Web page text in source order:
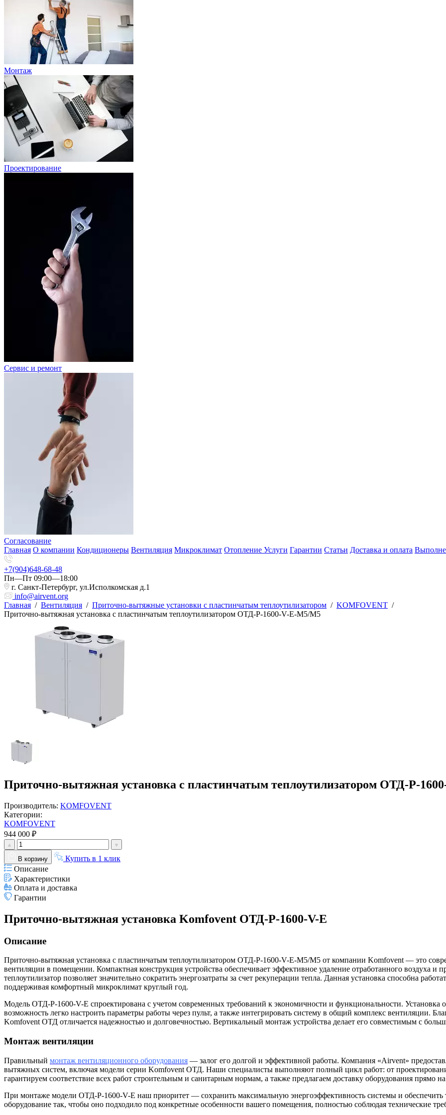
Монтаж
Проектирование
Сервис и ремонт
Согласование
Главная О компании Кондиционеры Вентиляция Микроклимат Отопление Услуги Гарантии Статьи Доставка и оплата
+7(904)648-68-48
Пн—Пт 09:00—18:00
г. Санкт-Петербург, ул.Исполкомская д.1
info@airvent.org
Главная / Вентиляция / Приточно-вытяжные установки с пластинчатым теплоутилизатором / KOMFOVENT /
Приточно-вытяжная установка с пластинчатым теплоутилизатором ОТД-P-1600-V-E-M5/M5
Приточно-вытяжная установка с пластинчатым теплоутилизатором ОТД-P-
Производитель: KOMFOVENT
Категории:
KOMFOVENT
944 000 ₽
В корзину
Купить в 1 клик
Описание
Характеристики
Оплата и доставка
Гарантии
Приточно-вытяжная установка Komfovent ОТД-P-1600-V-E
Описание
Приточно-вытяжная установка с пластинчатым теплоутилизатором ОТД-P-1600-V-E-M5/M5 от компании Komfovent — это
вентиляции в помещении. Компактная конструкция устройства обеспечивает эффективное удаление отработанного воздуха и
теплоутилизатор позволяет значительно сократить энергозатраты за счет рекуперации тепла. Данная установка способна
поддерживая комфортный микроклимат круглый год.
Модель ОТД-P-1600-V-E спроектирована с учетом современных требований к экономичности и функциональности. Установка
возможность легко настроить параметры работы через пульт, а также интегрировать систему в общий комплекс вентиляции.
Komfovent ОТД отличается надежностью и долговечностью. Вертикальный монтаж устройства делает его совместимым с
Монтаж вентиляции
Правильный монтаж вентиляционного оборудования — залог его долгой и эффективной работы. Компания «Airvent»
вытяжных систем, включая модели серии Komfovent ОТД. Наши специалисты выполняют полный цикл работ: от
гарантируем соответствие всех работ строительным и санитарным нормам, а также предлагаем доставку оборудования прямо на
При монтаже модели ОТД-P-1600-V-E наш приоритет — сохранить максимальную энергоэффективность системы и
оборудование так, чтобы оно подходило под конкретные особенности вашего помещения, полностью соблюдая технические